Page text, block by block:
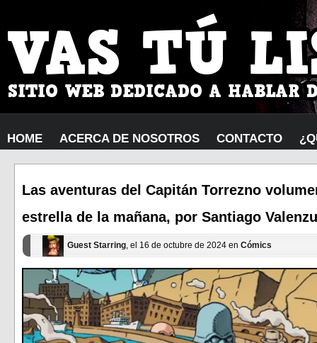
HOME ACERCA DE NOSOTROS CONTACTO
Las aventuras del Capitán Torrezno
estrella de la mañana, por Santiago
Guest Starring, el 16 de octubre de 2024 en Cómics